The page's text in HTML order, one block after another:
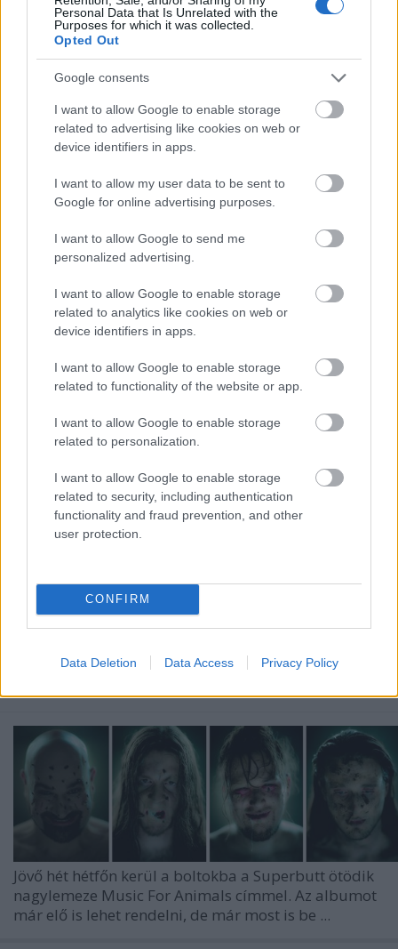
Personal Data that Is Unrelated with the
Purposes for which it was collected.
Opted Out
Google consents
I want to allow Google to enable storage
related to advertising like cookies on web or
device identifiers in apps.
I want to allow my user data to be sent to
Google for online advertising purposes.
I want to allow Google to send me
personalized advertising.
I want to allow Google to enable storage
related to analytics like cookies on web or
device identifiers in apps.
I want to allow Google to enable storage
related to functionality of the website or app.
I want to allow Google to enable storage
related to personalization.
I want to allow Google to enable storage
related to security, including authentication
functionality and fraud prevention, and other
user protection.
CONFIRM
Data Deletion Data Access Privacy Policy
Pont középre – Itt az új Superbutt-
klip (+ egy interjú)
Lángoló Gitárok •2011. december 24.
ki a
Superbuttpár hónapja
címmel, igaz a második CD inkább egy különleges ...
Ingyen dalokat oszt a Superbutt
Jövő hét hétfőn kerül a boltokba a Superbutt ötödik
nagylemeze Music For Animals címmel. Az albumot
már elő is lehet rendelni, de már most is be ...